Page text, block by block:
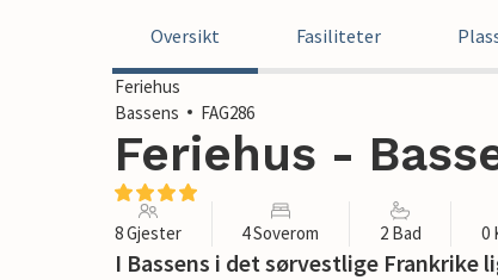
Oversikt Fasiliteter
Feriehus
Bassens
FAG286
Feriehus -
8 Gjester 4 Soverom 2 Bad 0
I Bassens i det sørvestlige